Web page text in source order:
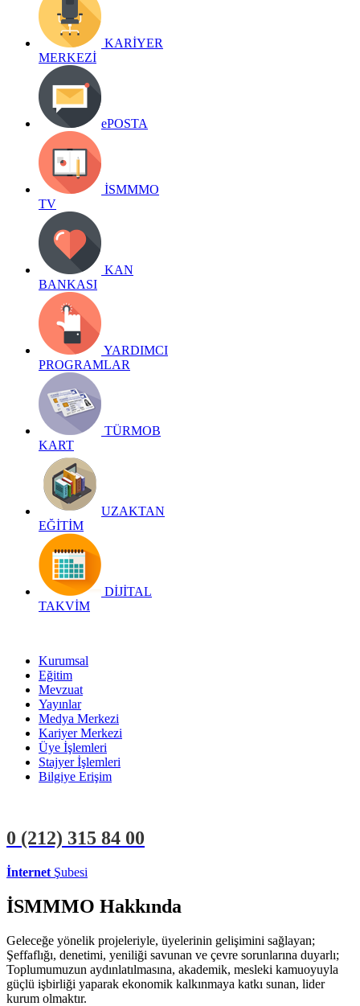
KARİYER
MERKEZİ
ePOSTA
İSMMMO
TV
KAN
BANKASI
YARDIMCI
PROGRAMLAR
TÜRMOB
KART
UZAKTAN
EĞİTİM
DİJİTAL
TAKVİM
Kurumsal
Eğitim
Mevzuat
Yayınlar
Medya Merkezi
Kariyer Merkezi
Üye İşlemleri
Stajyer İşlemleri
Bilgiye Erişim
0 (212) 315 84 00
İnternet Şubesi
İSMMMO Hakkında
Geleceğe yönelik projeleriyle, üyelerinin gelişimini sağlayan;
Şeffaflığı, denetimi, yeniliği savunan ve çevre sorunlarına duyarlı;
Toplumumuzun aydınlatılmasına, akademik, mesleki kamuoyuyla
güçlü işbirliği yaparak ekonomik kalkınmaya katkı sunan, lider
kurum olmaktır.